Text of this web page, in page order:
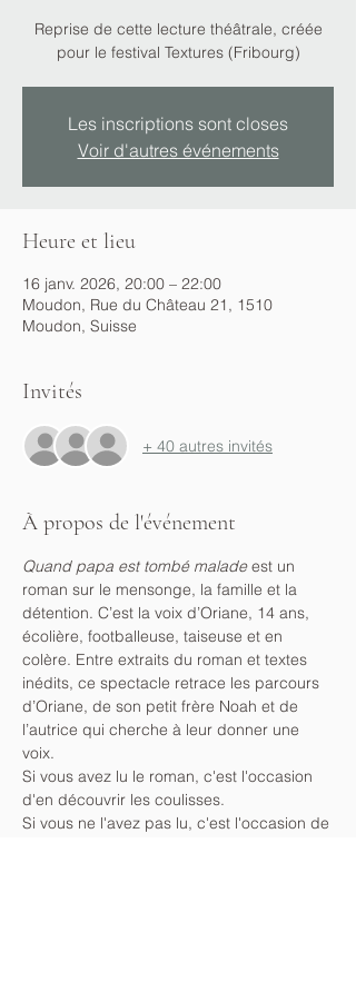
Reprise de cette lecture théâtrale, créée
pour le festival Textures (Fribourg)
Les inscriptions sont closes
Voir d'autres événements
Heure et lieu
16 janv. 2026, 20:00 – 22:00
Moudon, Rue du Château 21, 1510
Moudon, Suisse
Invités
+ 40 autres invités
À propos de l'événement
Quand papa est tombé malade est un
roman sur le mensonge, la famille et la
détention. C’est la voix d’Oriane, 14 ans,
écolière, footballeuse, taiseuse et en
colère. Entre extraits du roman et textes
inédits, ce spectacle retrace les parcours
d’Oriane, de son petit frère Noah et de
l’autrice qui cherche à leur donner une
voix.
Si vous avez lu le roman, c'est l'occasion
d'en découvrir les coulisses.
Si vous ne l'avez pas lu, c'est l'occasion de